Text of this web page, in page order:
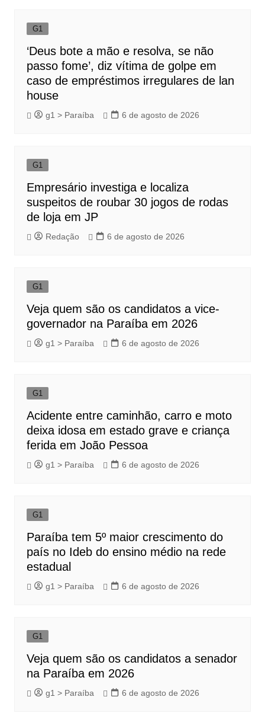
G1
‘Deus bote a mão e resolva, se não
passo fome’, diz vítima de golpe em
caso de empréstimos irregulares de lan
house
g1 > Paraíba 6 de agosto de 2026
G1
Empresário investiga e localiza
suspeitos de roubar 30 jogos de rodas
de loja em JP
Redação 6 de agosto de 2026
G1
Veja quem são os candidatos a vice-
governador na Paraíba em 2026
g1 > Paraíba 6 de agosto de 2026
G1
Acidente entre caminhão, carro e moto
deixa idosa em estado grave e criança
ferida em João Pessoa
g1 > Paraíba 6 de agosto de 2026
G1
Paraíba tem 5º maior crescimento do
país no Ideb do ensino médio na rede
estadual
g1 > Paraíba 6 de agosto de 2026
G1
Veja quem são os candidatos a senador
na Paraíba em 2026
g1 > Paraíba 6 de agosto de 2026